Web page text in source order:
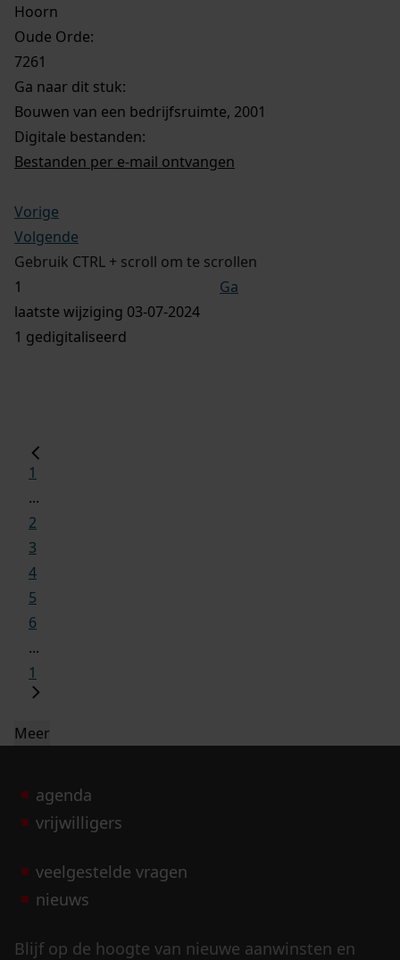
Hoorn
Oude Orde:
7261
Ga naar dit stuk:
Bouwen van een bedrijfsruimte, 2001
Digitale bestanden:
Bestanden per e-mail ontvangen
Vorige
Volgende
Gebruik CTRL + scroll om te scrollen
Ga
laatste wijziging 03-07-2024
1 gedigitaliseerd
1
...
2
3
4
5
6
...
1
Meer
agenda
vrijwilligers
veelgestelde vragen
nieuws
Blijf op de hoogte van nieuwe aanwinsten en